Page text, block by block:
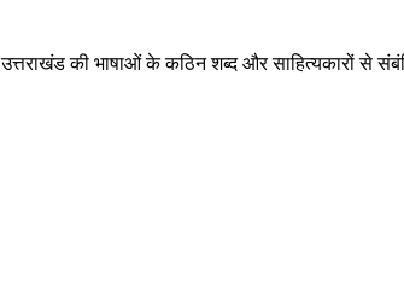
की भाषाओं के कठिन शब्द और साहित्यकारों से